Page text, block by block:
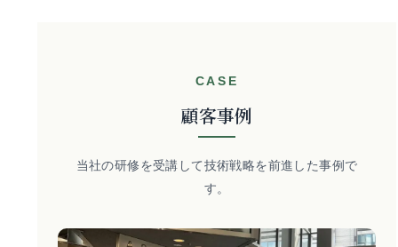
CASE
顧客事例
当社の研修を受講して技術戦略を前進した事例で
す。